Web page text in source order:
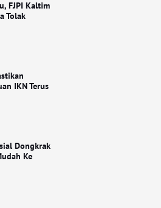
FJPI Kaltim
Tolak
IKN Terus
Dongkrak
Ke